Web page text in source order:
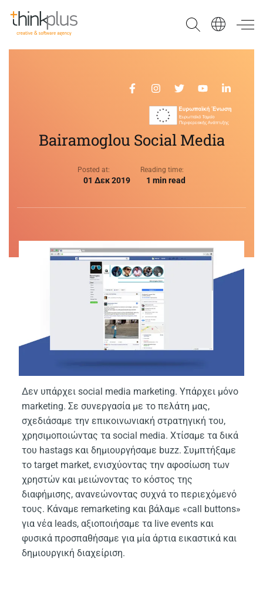
Think Plus
Bairamoglou Social Media
Posted at:
01 Δεκ 2019
Reading time:
1 min read
Δεν υπάρχει social media marketing. Yπάρχει μόνο
marketing. Σε συνεργασία με το πελάτη μας,
σχεδιάσαμε την επικοινωνιακή στρατηγική του,
χρησιμοποιώντας τα social media. Xτίσαμε τα δικά
του hastags και δημιουργήσαμε buzz. Συμπτήξαμε
το target market, ενισχύοντας την αφοσίωση των
χρηστών και μειώνοντας το κόστος της
διαφήμισης, ανανεώνοντας συχνά το περιεχόμενό
τους. Κάναμε remarketing και βάλαμε «call buttons»
για νέα leads, αξιοποιήσαμε τα live events και
φυσικά προσπαθήσαμε για μία άρτια εικαστικά και
δημιουργική διαχείριση.